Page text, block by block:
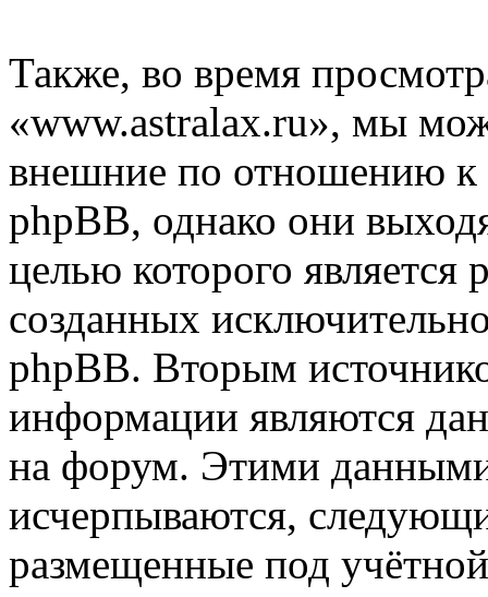
Также, во время
«www.astralax.ru», мы
внешние по отношению
phpBB, однако они
целью которого является
созданных
phpBB. Вторым
информации являются
на форум. Этими
исчерпываются,
размещенные под